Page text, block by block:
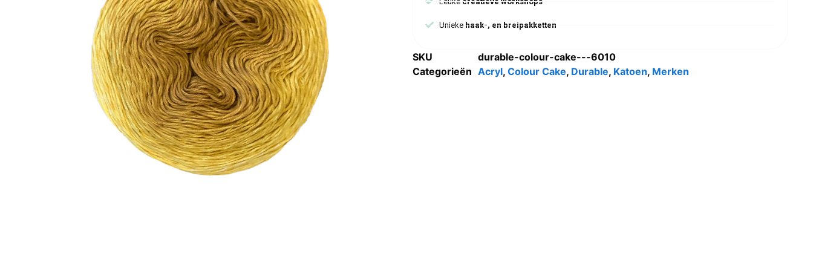
Uniekehaak-, en breipakketten
SKU
durable-colour-cake---6010
Categorieën Acryl, Colour Cake, Durable, Katoen, Merken